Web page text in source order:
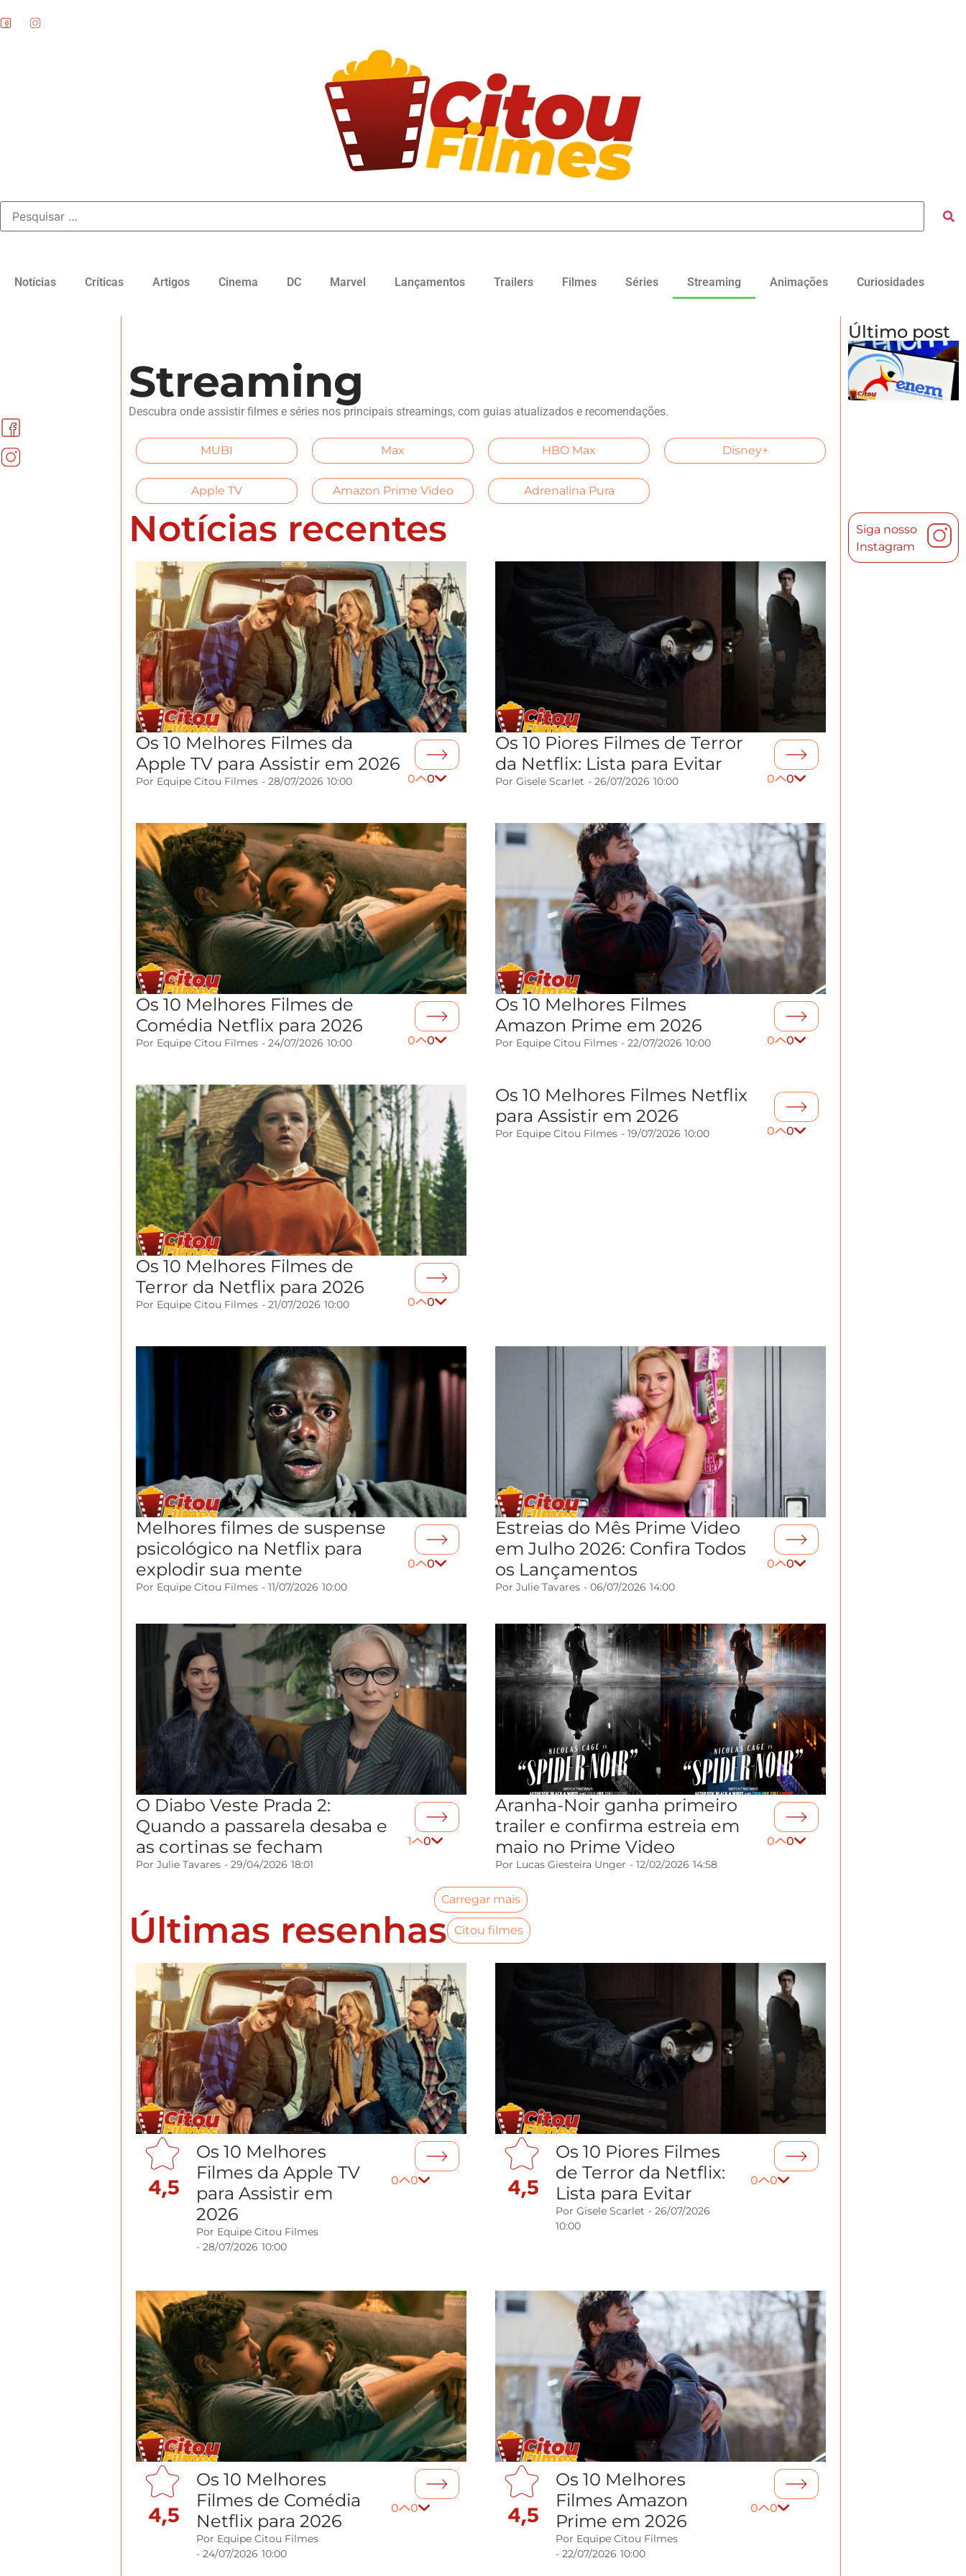
Notícias Críticas Artigos Cinema DC Marvel Lançamentos Trailers Filmes Séries Streaming Animações Curiosidades
Descubra onde assistir filmes e séries nos principais streamings, com guias atualizados e recomendações.
MUBI Max HBO Max Disney+
Apple TV Amazon Prime Vídeo Adrenalina Pura
Notícias recentes
Streaming
Carregar mais
Últimas resenhas Citou filmes
Os 10 Melhores Filmes da
Apple TV para Assistir em 2026
Por Equipe Citou Filmes - 28/07/2026 10:00 0
0
Os 10 Piores Filmes de Terror
da Netflix: Lista para Evitar
PorGisele Scarlet - 26/07/2026 10:00 0
0
Os 10 Melhores Filmes de
Comédia Netflix para 2026
Por Equipe Citou Filmes - 24/07/2026 10:00 0
0
Os 10 Melhores Filmes
Amazon Prime em 2026
Por Equipe Citou Filmes - 22/07/2026 10:00 0
0
Os 10 Melhores Filmes de
Terror da Netflix para 2026
Por Equipe Citou Filmes - 21/07/2026 10:00 0
0
Os 10 Melhores Filmes Netflix
para Assistir em 2026
Por Equipe Citou Filmes - 19/07/2026 10:00 0
0
Melhores filmes de suspense
psicológico na Netflix para
explodir sua mente
Por Equipe Citou Filmes - 11/07/2026 10:00
0
0
Estreias do Mês Prime Video
em Julho 2026: Confira Todos
os Lançamentos
PorJulie Tavares - 06/07/2026 14:00
0
0
O Diabo Veste Prada 2:
Quando a passarela desaba e
as cortinas se fecham
PorJulie Tavares - 29/04/2026 18:01
0
1
Aranha-Noir ganha primeiro
trailer e confirma estreia em
maio no Prime Video
Por Lucas Giesteira Unger - 12/02/2026 14:58
0
0
4,5
Os 10 Melhores
Filmes da Apple TV
para Assistir em
2026
Por Equipe Citou Filmes
- 28/07/2026 10:00
0
0 4,5
Os 10 Piores Filmes
de Terror da Netflix:
Lista para Evitar
Por Gisele Scarlet - 26/07/2026
10:00
0
0
4,5
Os 10 Melhores
Filmes de Comédia
Netflix para 2026
Por Equipe Citou Filmes
- 24/07/2026 10:00
0
0 4,5
Os 10 Melhores
Filmes Amazon
Prime em 2026
Por Equipe Citou Filmes
- 22/07/2026 10:00
0
0
Último post
Siga nosso
Instagram